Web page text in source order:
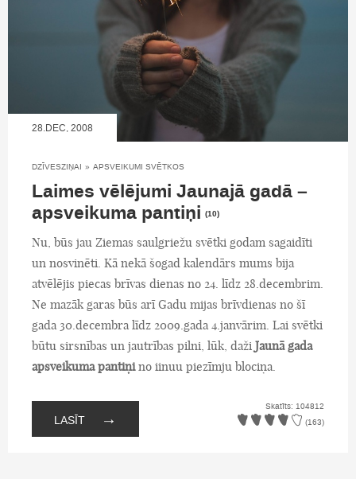
28.DEC, 2008
DZĪVESZIŅAI » APSVEIKUMI SVĒTKOS
Laimes vēlējumi Jaunajā gadā –
apsveikuma pantiņi (10)
Nu, būs jau Ziemas saulgriežu svētki godam sagaidīti
un nosvinēti. Kā nekā šogad kalendārs mums bija
atvēlējis piecas brīvas dienas no 24. līdz 28.decembrim.
Ne mazāk garas būs arī Gadu mijas brīvdienas no šī
gada 30.decembra līdz 2009.gada 4.janvārim. Lai svētki
būtu sirsnības un jautrības pilni, lūk, daži Jaunā gada
apsveikuma pantiņino iinuu piezīmju blociņa.
LASĪT →
Skatīts: 104812
(163)